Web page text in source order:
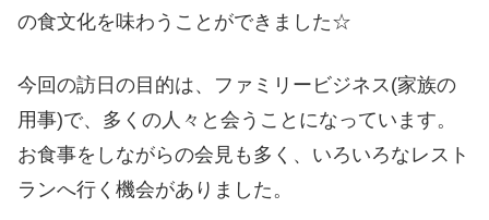
の食文化を味わうことができました☆
今回の訪日の目的は、ファミリービジネス(家族の
用事)で、多くの人々と会うことになっています。
お食事をしながらの会見も多く、いろいろなレスト
ランへ行く機会がありました。